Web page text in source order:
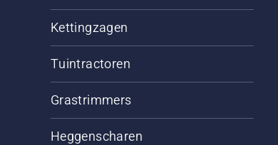
Kettingzagen
Tuintractoren
Grastrimmers
Heggenscharen